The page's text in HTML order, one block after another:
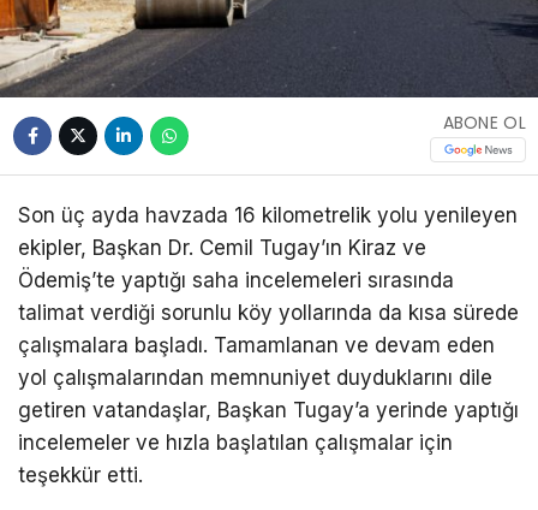
ABONE OL
Son üç ayda havzada 16 kilometrelik yolu yenileyen
ekipler, Başkan Dr. Cemil Tugay’ın Kiraz ve
Ödemiş’te yaptığı saha incelemeleri sırasında
talimat verdiği sorunlu köy yollarında da kısa sürede
çalışmalara başladı. Tamamlanan ve devam eden
yol çalışmalarından memnuniyet duyduklarını dile
getiren vatandaşlar, Başkan Tugay’a yerinde yaptığı
incelemeler ve hızla başlatılan çalışmalar için
teşekkür etti.